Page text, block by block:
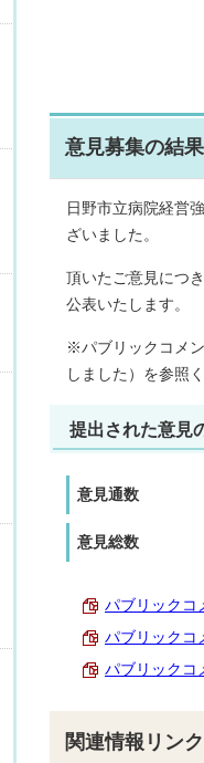
意見募集の結果
日野市立病院経営
ざいました。
頂いたご意見につ
公表いたします。
※パブリックコメ
しました）を参照
提出された意見
意見通数
意見総数
パブリックコ
パブリックコ
パブリックコ
関連情報リンク